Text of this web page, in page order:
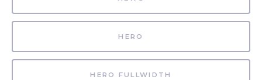
HERO
HERO FULLWIDTH